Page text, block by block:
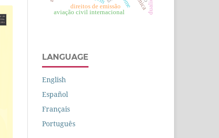
direitos de emissão
aviação civil internacional
LANGUAGE
English
Español
Français
Português